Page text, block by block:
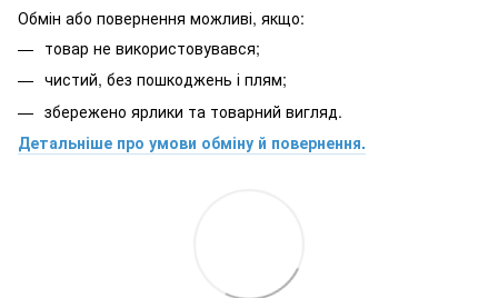
Обмін або повернення можливі, якщо:
товар не використовувався;
чистий, без пошкоджень і плям;
збережено ярлики та товарний вигляд.
Детальніше про умови обміну й повернення.